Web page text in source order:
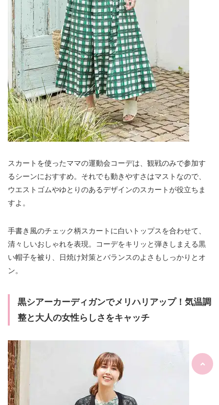
スカートを使ったママの運動会コーデは、観戦のみで参加す
るシーンにおすすめ。それでも動きやすさはマストなので、
ウエストゴムやゆとりのあるデザインのスカートが役立ちま
すよ。
手書き風のチェック柄スカートに白いトップスを合わせて、
清々しいおしゃれを表現。コーデをキリッと弾きしまえる黒
い帽子を被り、日焼け対策とバランスのよさもしっかりとオ
ン。
黒シアーカーディガンでメリハリアップ！気温調
整と大人の女性らしさをキャッチ